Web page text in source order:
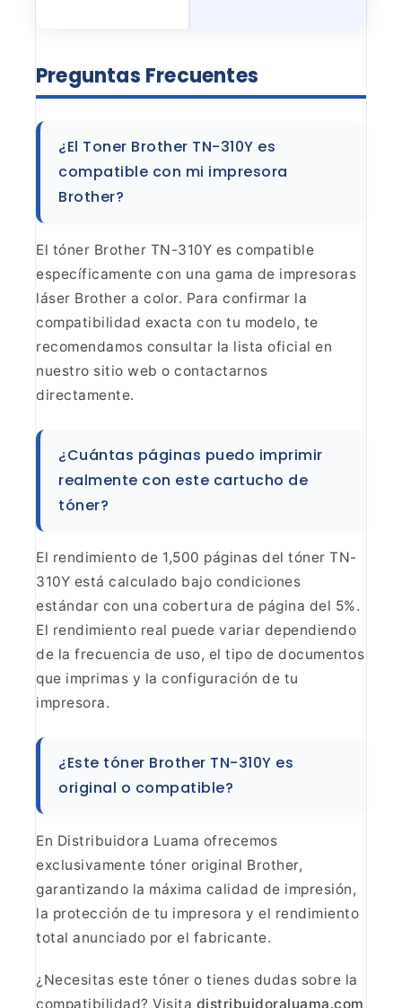
Preguntas Frecuentes
¿El Toner Brother TN-310Y es
compatible con mi impresora
Brother?
El tóner Brother TN-310Y es compatible
específicamente con una gama de impresoras
láser Brother a color. Para confirmar la
compatibilidad exacta con tu modelo, te
recomendamos consultar la lista oficial en
nuestro sitio web o contactarnos
directamente.
¿Cuántas páginas puedo imprimir
realmente con este cartucho de
tóner?
El rendimiento de 1,500 páginas del tóner TN-
310Y está calculado bajo condiciones
estándar con una cobertura de página del 5%.
El rendimiento real puede variar dependiendo
de la frecuencia de uso, el tipo de documentos
que imprimas y la configuración de tu
impresora.
¿Este tóner Brother TN-310Y es
original o compatible?
En Distribuidora Luama ofrecemos
exclusivamente tóner original Brother,
garantizando la máxima calidad de impresión,
la protección de tu impresora y el rendimiento
total anunciado por el fabricante.
¿Necesitas este tóner o tienes dudas sobre la
compatibilidad? Visita distribuidoraluama.com